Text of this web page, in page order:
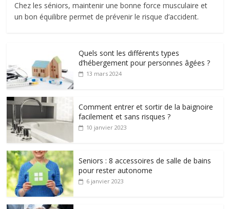
Chez les séniors, maintenir une bonne force musculaire et
un bon équilibre permet de prévenir le risque d’accident.
Quels sont les différents types
d’hébergement pour personnes âgées ?
13 mars 2024
Comment entrer et sortir de la baignoire
facilement et sans risques ?
10 janvier 2023
Seniors : 8 accessoires de salle de bains
pour rester autonome
6 janvier 2023